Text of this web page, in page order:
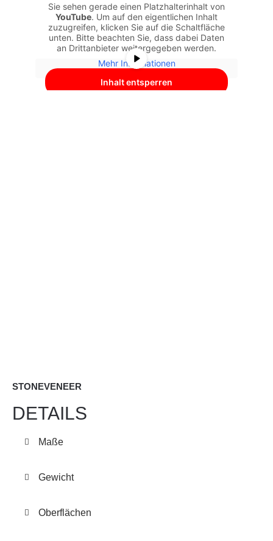
Sie sehen gerade einen Platzhalterinhalt von
YouTube. Um auf den eigentlichen Inhalt
zuzugreifen, klicken Sie auf die Schaltfläche
unten. Bitte beachten Sie, dass dabei Daten
an Drittanbieter weitergegeben werden.
Mehr Informationen
Inhalt entsperren
STONEVENEER
DETAILS
Maße
Gewicht
Oberflächen